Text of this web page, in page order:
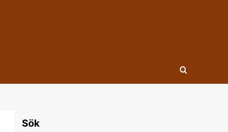
Sök